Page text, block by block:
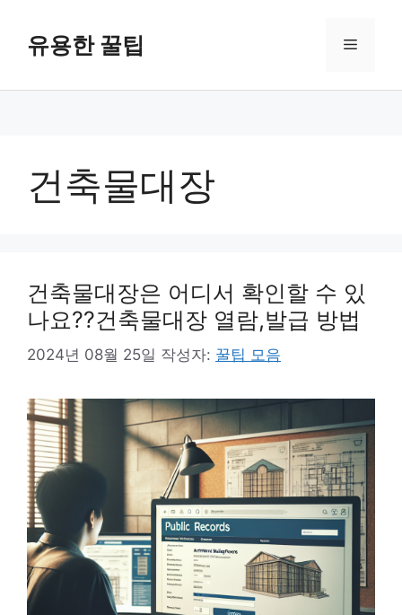
유용한 꿀팁 메
건축물대장
건축물대장은 어디서 확인할 수 있
나요??건축물대장 열람,발급 방법
2024년 08월 25일 작성자: 꿀팁 모음